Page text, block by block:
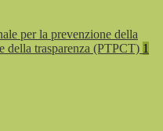
per la prevenzione della
della trasparenza (PTPCT) 1